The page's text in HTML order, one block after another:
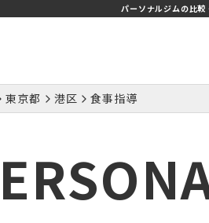
パーソナルジムの比
東京都 港区 食事指導